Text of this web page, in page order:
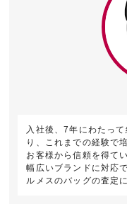
入社後、7年にわたっ
り、これまでの経験で
お客様から信頼を得て
幅広いブランドに対応
ルメスのバッグの査定